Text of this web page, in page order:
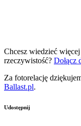
Chcesz wiedzieć
rzeczywistość? Dołącz
Za fotorelację
Ballast.pl.
Udostępnij